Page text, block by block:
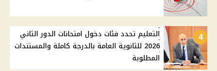
4
التعليم تحدد فئات دخول امتحانات الدور الثاني
2026 للثانوية العامة بالدرجة كاملة والمستندات
المطلوبة